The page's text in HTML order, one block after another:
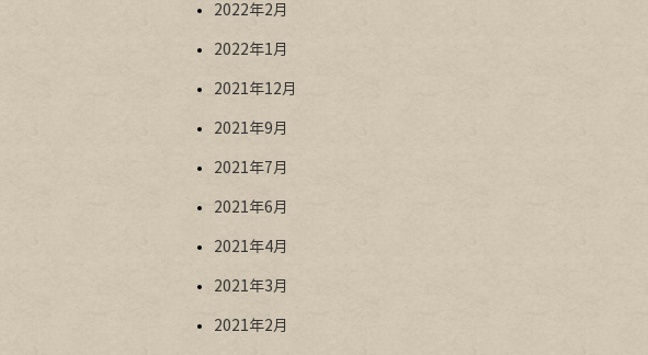
2022年2月
2022年1月
2021年12月
2021年9月
2021年7月
2021年6月
2021年4月
2021年3月
2021年2月